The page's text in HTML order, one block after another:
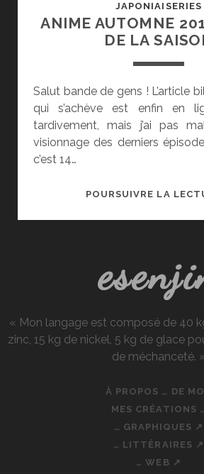
JAPONIAISERIES
ANIME AUTOMNE
DE LA
Salut bande de gens ! L’article
qui s’achève est enfin en
tardivement, mais j’ai pas
visionnage des derniers
c’est 14…
POURSUIVRE LA
« Mon langage est composé de 40
zinc, 15 kg de nickel, 5 kg de glace
de méchanceté.
À PROPOS … DE
MES CRÉATIONS …
… GRAPHIQUES ↗
… LITTÉRAIRES ↗
… WEB ↗